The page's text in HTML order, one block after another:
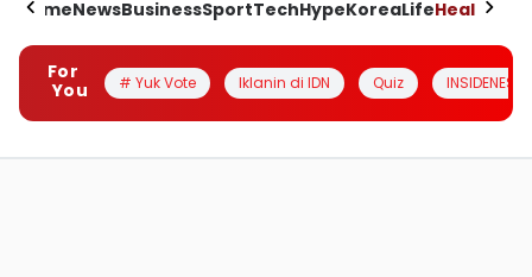
HomeNewsBusinessSportTechHypeKoreaLifeHealth
For
You
# Yuk Vote Iklanin di IDN Quiz INSIDENESIA